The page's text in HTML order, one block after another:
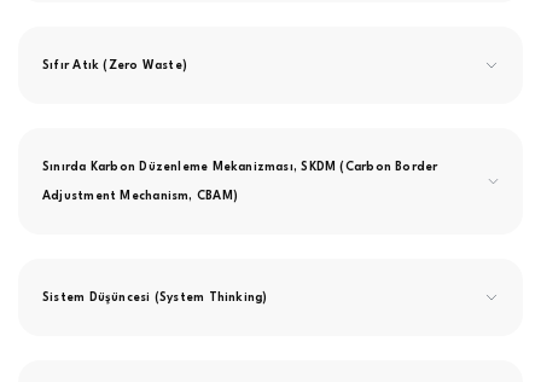
Sıfır Atık (Zero Waste)
Sınırda Karbon Düzenleme Mekanizması, SKDM (Carbon Border
Adjustment Mechanism, CBAM)
Sistem Düşüncesi (System Thinking)